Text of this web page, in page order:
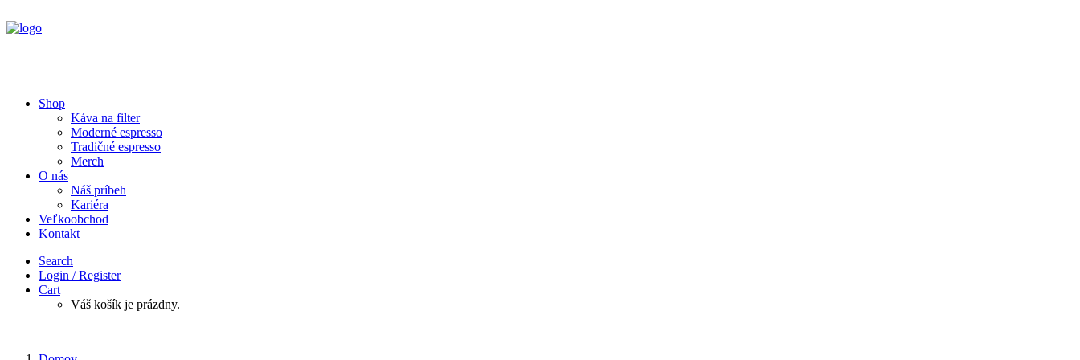
Shop
Káva na filter
Moderné espresso
Tradičné espresso
Merch
O nás
Náš príbeh
Kariéra
Veľkoobchod
Kontakt
Search
Login / Register
Cart
Váš košík je prázdny.